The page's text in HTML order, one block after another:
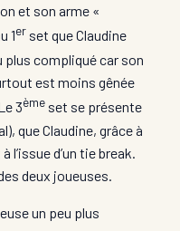
et son arme «
1er set que Claudine
plus compliqué car son
est moins gênée
3ème set se présente
que Claudine, grâce à
d’un tie break.
deux joueuses.
un peu plus